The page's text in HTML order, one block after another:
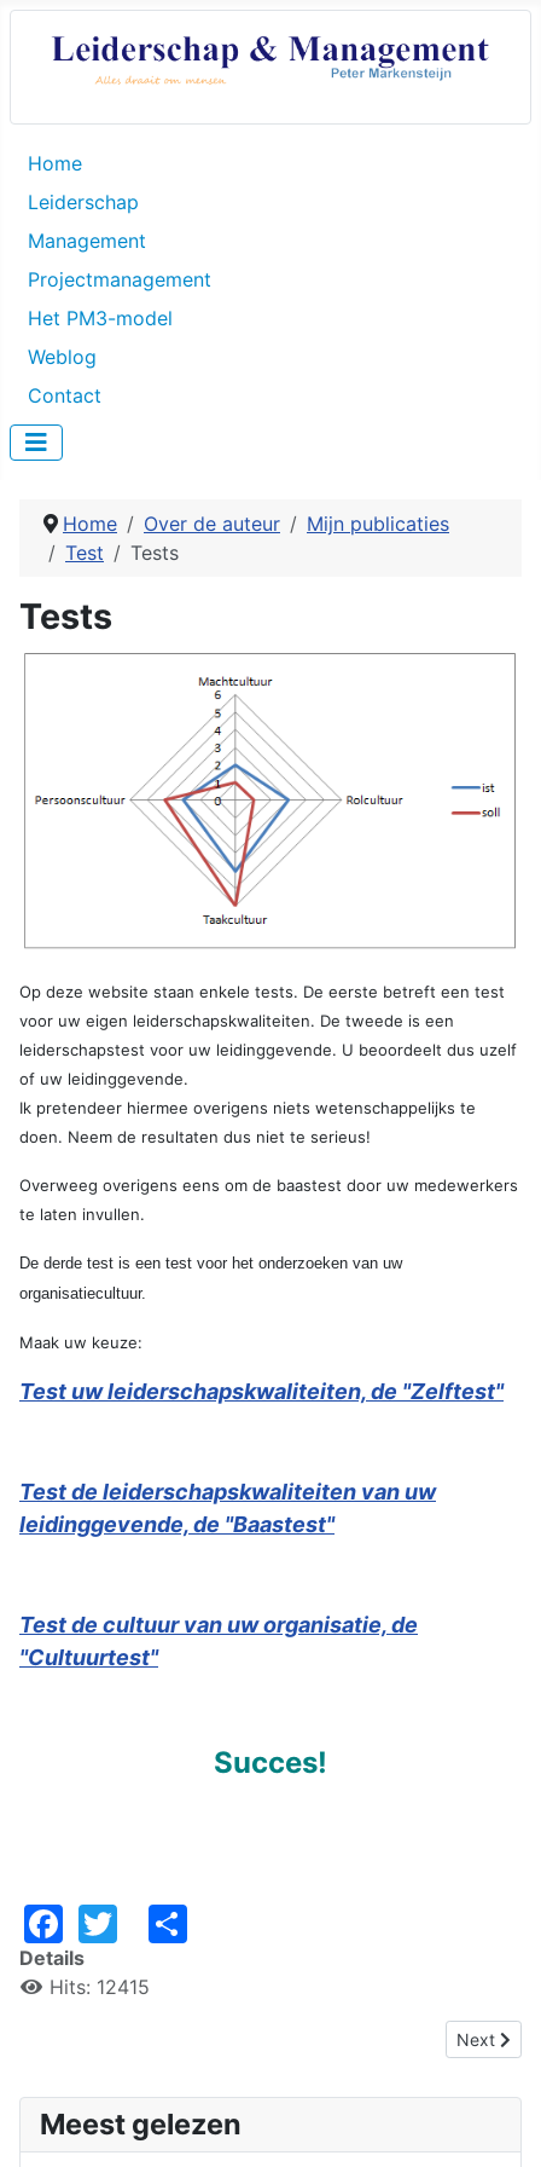
Home
Leiderschap
Management
Projectmanagement
Het PM3-model
Weblog
Contact
Home Over de auteur
Mijn publicaties
Test
Tests
Tests
Op deze website staan enkele tests. De eerste betreft een test
voor uw eigen leiderschapskwaliteiten. De tweede is een
leiderschapstest voor uw leidinggevende. U beoordeelt dus uzelf
of uw leidinggevende.
Ik pretendeer hiermee overigens niets wetenschappelijks te
doen. Neem de resultaten dus niet te serieus!
Overweeg overigens eens om de baastest door uw medewerkers
te laten invullen.
De derde test is een test voor het onderzoeken van uw
organisatiecultuur.
Maak uw keuze:
Test uw leiderschapskwaliteiten, de "Zelftest"
Test de leiderschapskwaliteiten van uw
leidinggevende, de "Baastest"
Test de cultuur van uw organisatie, de
"Cultuurtest"
Succes!
Facebook
Twitter
Details
Hits: 12415
Next
Next
Meest gelezen